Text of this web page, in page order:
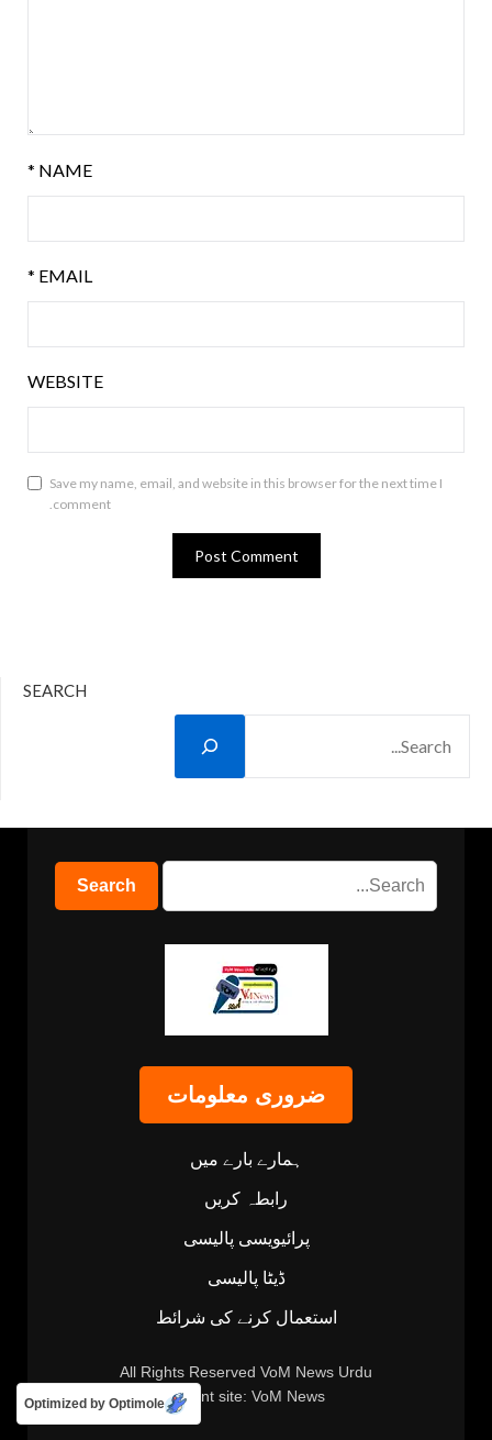
NAME
*
EMAIL
*
WEBSITE
Save my name, email, and website in this browser for the next time I
comment.
SEARCH
ضروری معلومات
ہمارے بارے میں
رابطہ کریں
پرائیویسی پالیسی
ڈیٹا پالیسی
استعمال کرنے کی شرائط
All Rights Reserved VoM News Urdu
Parent site: VoM News
Optimized by Optimole